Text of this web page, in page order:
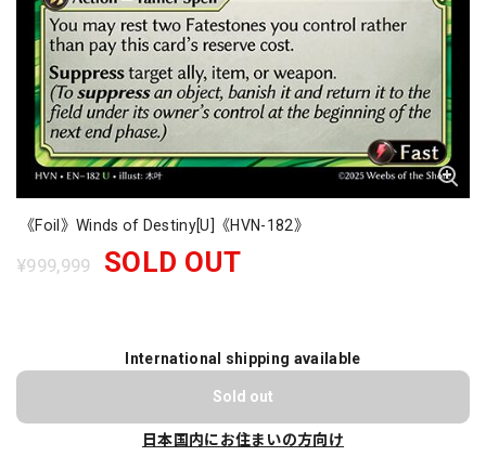
《Foil》Winds of Destiny[U]《HVN-182》
¥999,999 SOLD OUT
International shipping available
Sold out
日本国内にお住まいの方向け